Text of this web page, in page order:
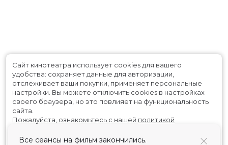
Все сеансы на фильм закончились.
Сайт кинотеатра использует cookies для вашего
удобства: сохраняет данные для авторизации,
отслеживает ваши покупки, применяет персональные
настройки. Вы можете отключить cookies в настройках
своего браузера, но это повлияет на функциональность
сайта.
Пожалуйста, ознакомьтесь с нашей политикой